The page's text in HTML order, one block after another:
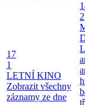
17
1
LETNÍ KINO
Zobrazit všechny
záznamy ze dne
2